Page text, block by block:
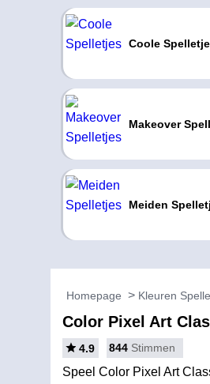
Coole
Makeover
Meiden
Homepage Kleuren
Color Pixel Art
4.9 844 Stimmen
Speel Color Pixel Art